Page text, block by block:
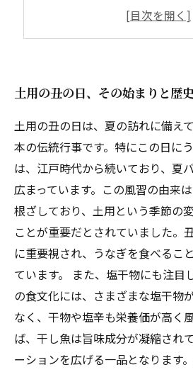
塩干物の魅力、うなぎだけ
土用の丑の日、その始まりと歴
土用の丑の日は、夏の訪れに備え
本の伝統行事です。特にこの日に
は、江戸時代から続いており、夏
広まっています。この風習の由来
根ざしており、土用という季節の
ことが重要だとされていました。
に重要視され、うなぎを食べるこ
ています。 また、塩干物にも注目
の食文化には、さまざまな塩干物
なく、干物や塩辛も栄養価が高く
ば、干し魚は旨味成分が凝縮され
ーションを広げる一品となります